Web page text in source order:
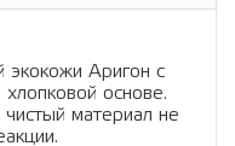
экокожи Аригон с
основе.
чистый материал не